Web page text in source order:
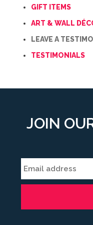
GIFT ITEMS
ART & WALL
LEAVE A
TESTIMONIALS
JOIN